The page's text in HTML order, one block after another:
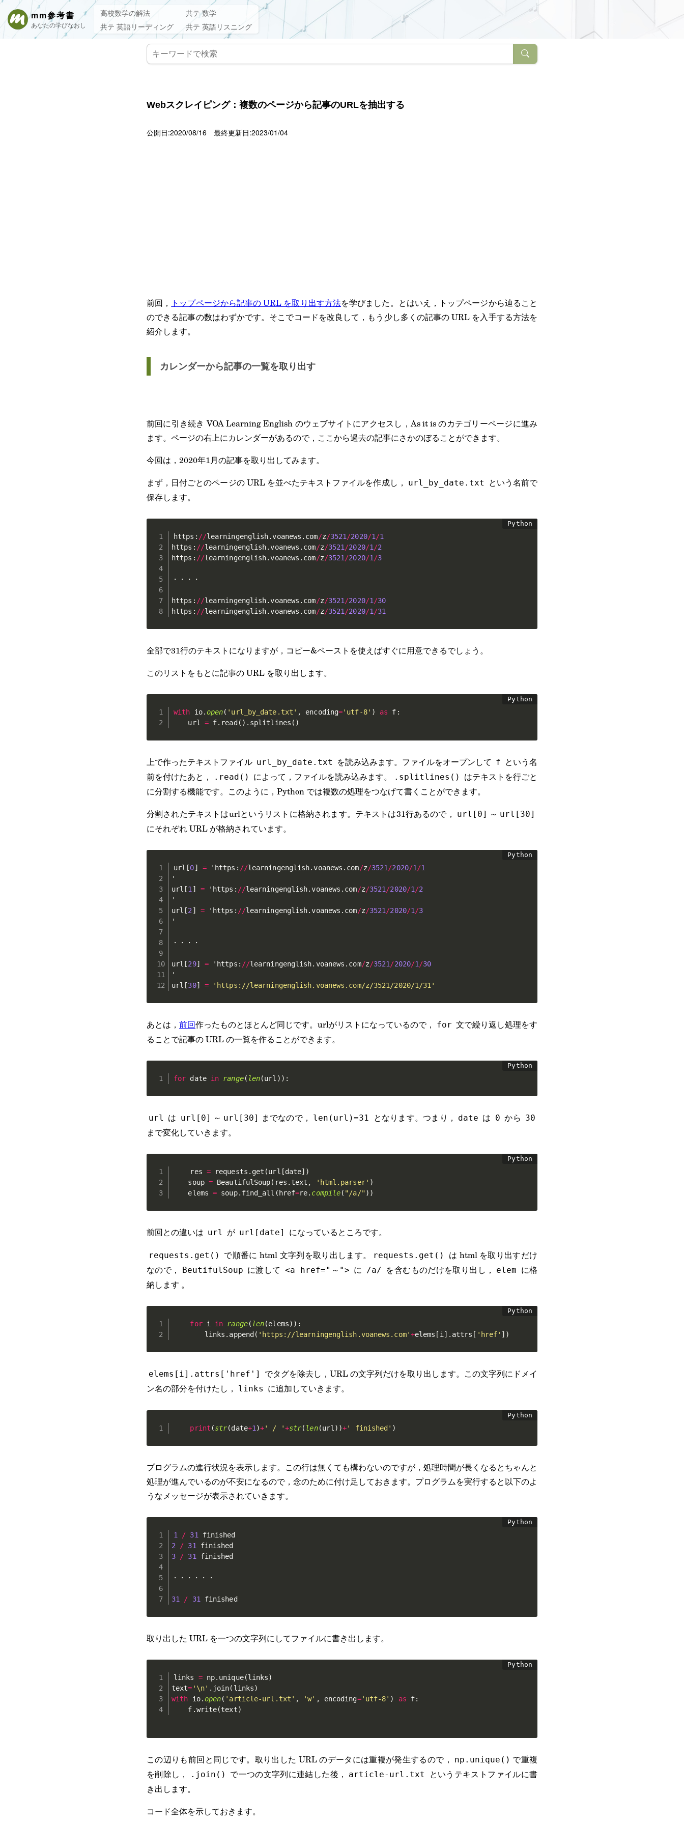
mm参考書
あなたの学びなおし
高校数学の解法
共テ 数学
共テ 英語リーディング
共テ 英語リスニング
Webスクレイピング：複数のページから記事のURLを抽出する
公開日:2020/08/16 最終更新日:2023/01/04
前回， トップページから記事の URL を取り出す方法を学びました。とはいえ，トップページから辿ること
のできる記事の数はわずかです。そこでコードを改良して，もう少し多くの記事の URL を入手する方法を
紹介します。
カレンダーから記事の一覧を取り出す
前回に引き続き VOA Learning English のウェブサイトにアクセスし，As it is のカテゴリーページに進み
ます。ページの右上にカレンダーがあるので，ここから過去の記事にさかのぼることができます。
今回は，2020年1月の記事を取り出してみます。
まず，日付ごとのページの URL を並べたテキストファイルを作成し，
url_by_date.txt
という名前で
保存します。
https : //learningenglish.voanews . com/z/3521 /2020/1 /1
https : //learningenglish.voanews . com/z/3521 /2020/1 /2
https : //learningenglish.voanews . com/z/3521 /2020/1 /3
・・・・
https : //learningenglish.voanews . com/z/3521 /2020/1 /30
https : //learningenglish.voanews . com/z/3521 /2020/1 /31
全部で31行のテキストになりますが，コピー&ペーストを使えばすぐに用意できるでしょう。
このリストをもとに記事の URL を取り出します。
with io.open( 'url_by_date.txt' , encoding='utf-8' ) as f :
    url
= f. read( ) . splitlines ( )
上で作ったテキストファイル url_by_date.txt を読み込みます。ファイルをオープンして f という名
前を付けたあと，
.read() によって，ファイルを読み込みます。 .splitlines()
はテキストを行ごと
に分割する機能です。このように，Python では複数の処理をつなげて書くことができます。
分割されたテキストはurlというリストに格納されます。テキストは31行あるので，
url[0] ～ url[30]
にそれぞれ URL が格納されています。
url [0] = 'https : //learningenglish.voanews . com/z/3521 /2020/1 /1
'
url [1 ] = 'https : //learningenglish.voanews . com/z/3521 /2020/1 /2
'
url [2 ] = 'https : //learningenglish.voanews . com/z/3521 /2020/1 /3
'
・・・・
url [29] = 'https : //learningenglish. voanews . com/z/3521 /2020/1 /30
'
url [30] = 'https://learningenglish.voanews.com/z/3521/2020/1/31'
あとは， 前回作ったものとほとんど同じです。urlがリストになっているので， for 文で繰り返し処理をす
ることで記事の URL の一覧を作ることができます。
for date in range( len(url ) ) :
url は url[0] ～ url[30] までなので， len(url)=31 となります。つまり， date は 0 から 30
まで変化していきます。
    res
= requests . get (url [date] )
    soup
= BeautifulSoup( res . text , 'html.parser' )
    elems
= soup. find_all (href=re. compile( "/a/") )
前回との違いは url が url[date] になっているところです。
requests.get() で順番に html 文字列を取り出します。 requests.get()
は html を取り出すだけ
なので，
BeutifulSoup に渡して <a href="～"> に /a/ を含むものだけを取り出し， elem に格
納します 。
for i in range( len(elems) ) :
        links
. append( 'https://learningenglish.voanews.com'+elems [ i ] . attrs [ 'href' ] )
elems[i].attrs['href']
でタグを除去し，URL の文字列だけを取り出します。この文字列にドメイ
ン名の部分を付けたし，
links に追加していきます。
print (str(date+1 )+' / '+str( len(url ) )+' finished' )
プログラムの進行状況を表示します。この行は無くても構わないのですが，処理時間が長くなるとちゃんと
処理が進んでいるのが不安になるので，念のために付け足しておきます。プログラムを実行すると以下のよ
うなメッセージが表示されていきます。
1 / 31
2
/ 31
3
/ 31 finished
・・・・・・
31 / 31 finished
取り出した URL を一つの文字列にしてファイルに書き出します。
links = np. unique(links)
text= '\n' . join( links)
with io.open( 'article-url.txt' , 'w' , encoding='utf-8' ) as f:
    f
.write(text)
この辺りも前回と同じです。取り出した URL のデータには重複が発生するので， np.unique() で重複
を削除し，
.join() で一つの文字列に連結した後， article-url.txt
というテキストファイルに書
き出します。
コード全体を示しておきます。